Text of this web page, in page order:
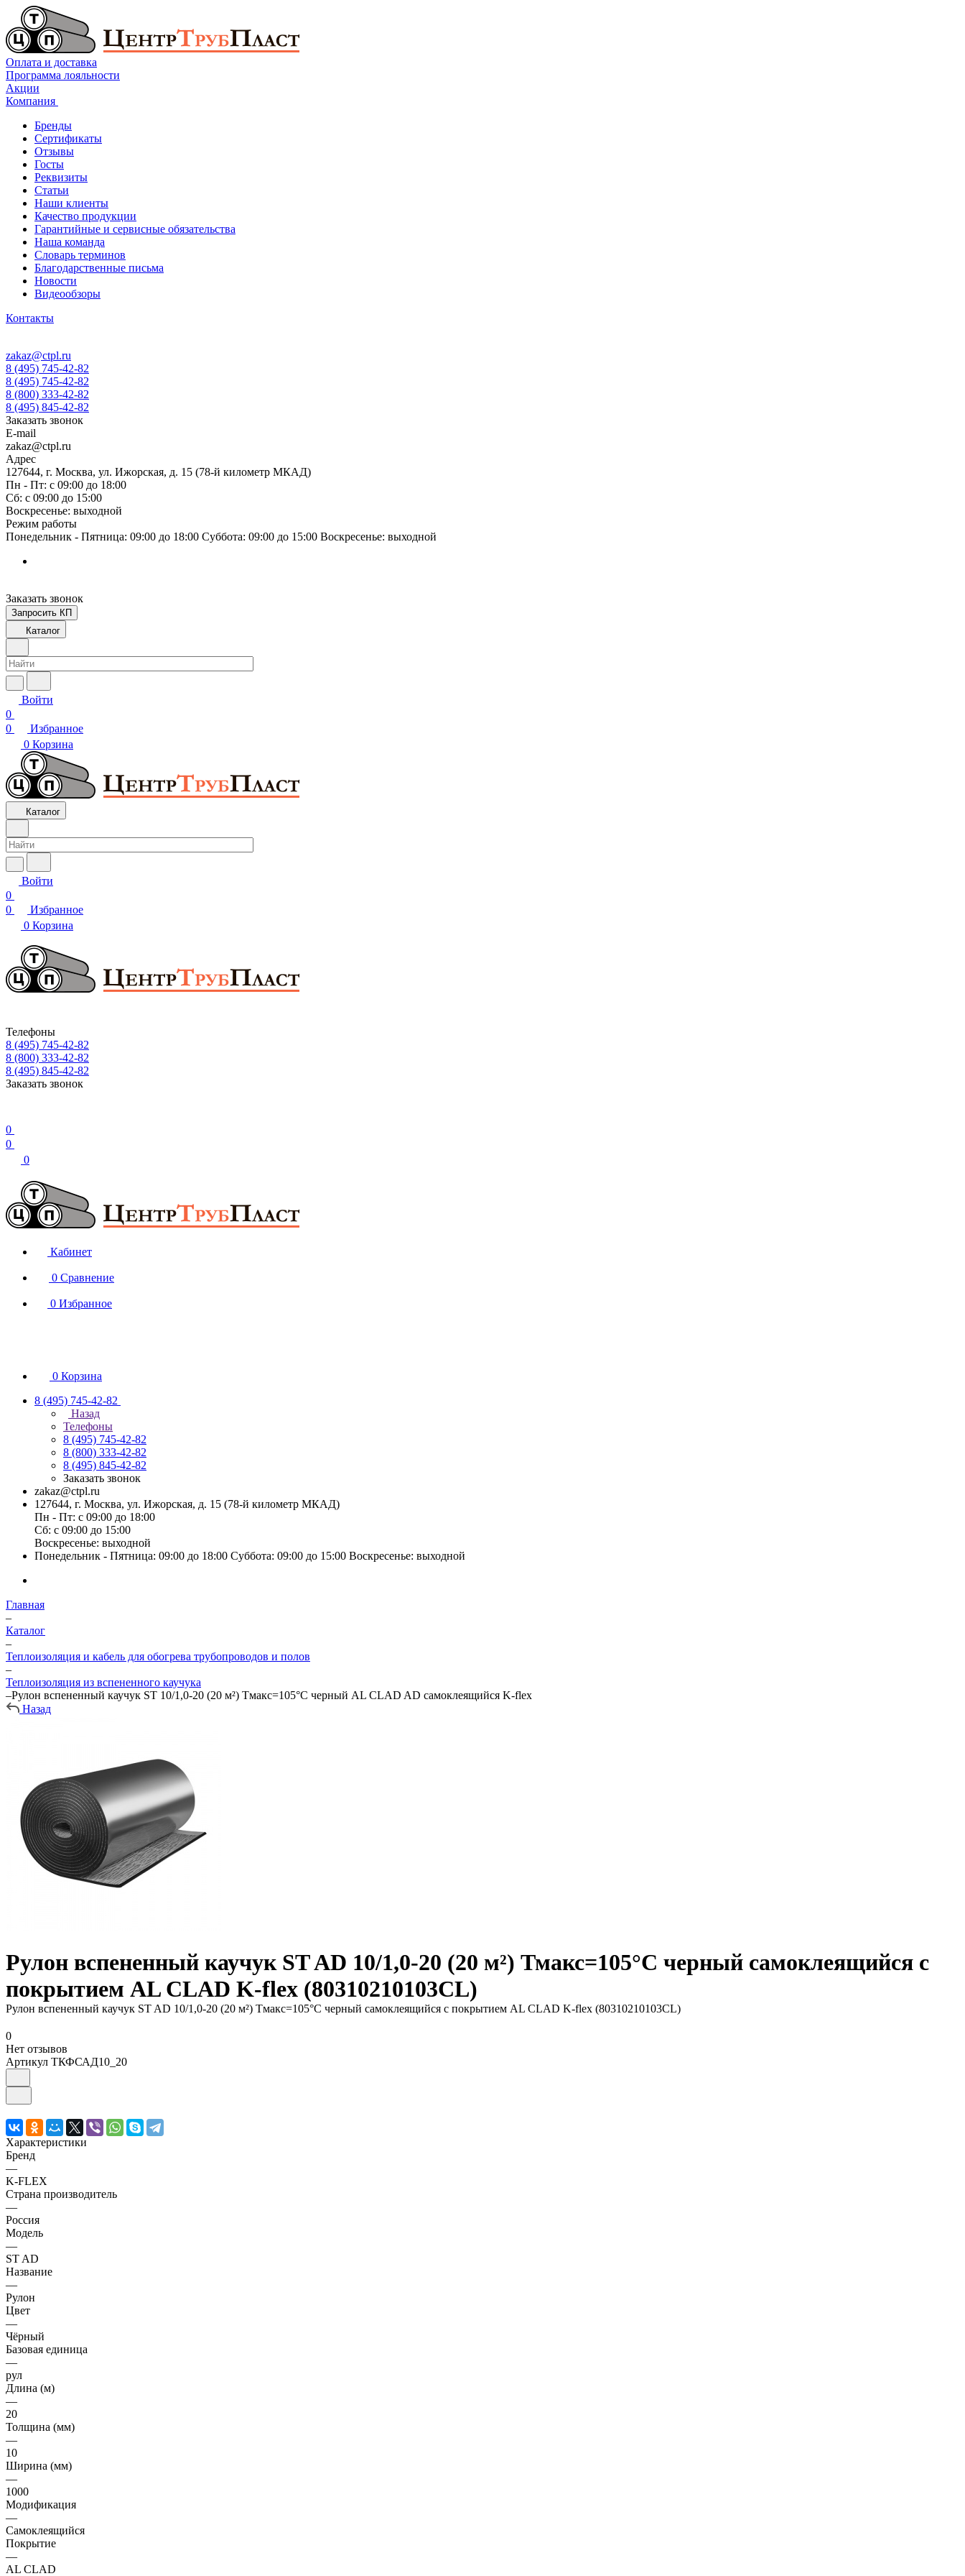
Оплата и доставка
Программа лояльности
Акции
Компания
Бренды
Сертификаты
Отзывы
Госты
Реквизиты
Статьи
Наши клиенты
Качество продукции
Гарантийные и сервисные обязательства
Наша команда
Словарь терминов
Благодарственные письма
Новости
Видеообзоры
Контакты
zakaz@ctpl.ru
8 (495) 745-42-82
8 (495) 745-42-82
8 (800) 333-42-82
8 (495) 845-42-82
Заказать звонок
E-mail
zakaz@ctpl.ru
Адрес
127644, г. Москва, ул. Ижорская, д. 15 (78-й километр МКАД)
Пн - Пт: с 09:00 до 18:00
Сб: с 09:00 до 15:00
Воскресенье: выходной
Режим работы
Понедельник - Пятница: 09:00 до 18:00 Суббота: 09:00 до 15:00 Воскресенье: выходной
Заказать звонок
Запросить КП
Каталог
Войти
0
0
Избранное
0 Корзина
Каталог
Войти
0
0
Избранное
0 Корзина
Телефоны
8 (495) 745-42-82
8 (800) 333-42-82
8 (495) 845-42-82
Заказать звонок
0
0
0
Кабинет
0 Сравнение
0 Избранное
0 Корзина
8 (495) 745-42-82
Назад
Телефоны
8 (495) 745-42-82
8 (800) 333-42-82
8 (495) 845-42-82
Заказать звонок
zakaz@ctpl.ru
127644, г. Москва, ул. Ижорская, д. 15 (78-й километр МКАД)
Пн - Пт: с 09:00 до 18:00
Сб: с 09:00 до 15:00
Воскресенье: выходной
Понедельник - Пятница: 09:00 до 18:00 Суббота: 09:00 до 15:00 Воскресенье: выходной
Главная
–
Каталог
–
Теплоизоляция и кабель для обогрева трубопроводов и полов
–
Теплоизоляция из вспененного каучука
–Рулон вспененный каучук ST 10/1,0-20 (20 м²) Тмакс=105°C черный AL CLAD AD самоклеящийся K-flex
Назад
Рулон вспененный каучук ST AD 10/1,0-20 (20 м²) Тмакс=105°C черный самоклеящийся с
покрытием AL CLAD K-flex (80310210103CL)
Рулон вспененный каучук ST AD 10/1,0-20 (20 м²) Тмакс=105°C черный самоклеящийся с покрытием AL CLAD K-flex (80310210103CL)
0
Нет отзывов
Артикул ТКФСАД10_20
Характеристики
Бренд
—
K-FLEX
Страна производитель
—
Россия
Модель
—
ST AD
Название
—
Рулон
Цвет
—
Чёрный
Базовая единица
—
рул
Длина (м)
—
20
Толщина (мм)
—
10
Ширина (мм)
—
1000
Модификация
—
Самоклеящийся
Покрытие
—
AL CLAD